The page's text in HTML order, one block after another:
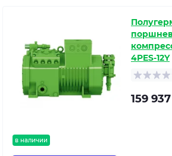
в наличии
4PES-12Y
159